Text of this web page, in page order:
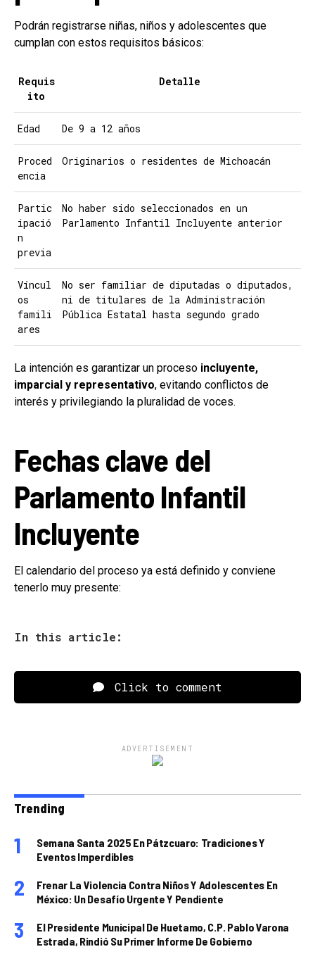
Podrán registrarse niñas, niños y adolescentes que
cumplan con estos requisitos básicos:
Requis
ito
Detalle
Edad De 9 a 12 años
Proced
encia
Originarios o residentes de Michoacán
Partic
ipació
n
previa
No haber sido seleccionados en un
Parlamento Infantil Incluyente anterior
Víncul
os
famili
ares
No ser familiar de diputadas o diputados,
ni de titulares de la Administración
Pública Estatal hasta segundo grado
La intención es garantizar un proceso incluyente,
imparcial y representativo, evitando conflictos de
interés y privilegiando la pluralidad de voces.
Fechas clave del
Parlamento Infantil
Incluyente
El calendario del proceso ya está definido y conviene
tenerlo muy presente:
In this article:
Click to comment
ADVERTISEMENT
Trending
Semana Santa 2025 En Pátzcuaro: Tradiciones Y
Eventos Imperdibles
Frenar La Violencia Contra Niños Y Adolescentes En
México: Un Desafío Urgente Y Pendiente
El Presidente Municipal De Huetamo, C.P. Pablo Varona
Estrada, Rindió Su Primer Informe De Gobierno